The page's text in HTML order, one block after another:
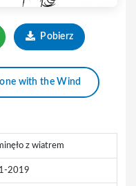
Pobierz
with the Wind
z wiatrem
2019